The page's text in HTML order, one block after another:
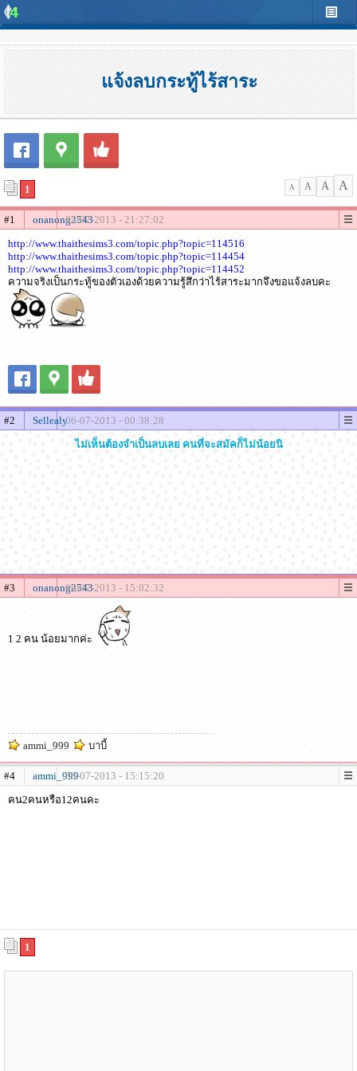
แจ้งลบกระทู้ไร้สาระ
1 A A A A
#1 onanong254305-07-2013 - 21:27:02
http://www.thaithesims3.com/topic.php?topic=114516
http://www.thaithesims3.com/topic.php?topic=114454
http://www.thaithesims3.com/topic.php?topic=114452
ความจริงเป็นกระทู้ของตัวเองด้วยความรู้สึกว่าไร้สาระมากจึงขอแจ้งลบคะ
#2 Sellealy06-07-2013 - 00:38:28
ไม่เห็นต้องจำเป็นลบเลย คนที่จะสมัคก็ไม่น้อยนิ
#3 onanong254306-07-2013 - 15:02:32
1 2 คน น้อยมากค่ะ
ammi_999 บาบี้
#4 ammi_99906-07-2013 - 15:15:20
คน2คนหรือ12คนคะ
1